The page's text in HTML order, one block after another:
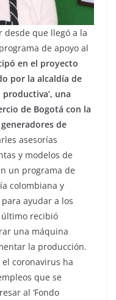
desde que llegó a la
de apoyo al
en el proyecto
por la alcaldía de
una
de Bogotá con la
de
asesorías
y modelos de
un programa de
colombiana y
ayudar a los
último recibió
una máquina
la producción.
coronavirus ha
que se
al ‘Fondo